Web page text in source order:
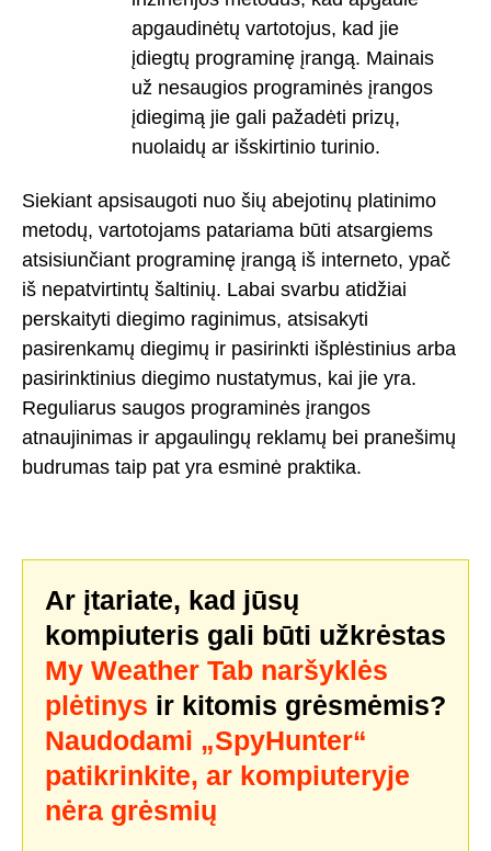
apgaudinėtų vartotojus, kad jie
įdiegtų programinę įrangą. Mainais
už nesaugios programinės įrangos
įdiegimą jie gali pažadėti prizų,
nuolaidų ar išskirtinio turinio.
Siekiant apsisaugoti nuo šių abejotinų platinimo
metodų, vartotojams patariama būti atsargiems
atsisiunčiant programinę įrangą iš interneto, ypač
iš nepatvirtintų šaltinių. Labai svarbu atidžiai
perskaityti diegimo raginimus, atsisakyti
pasirenkamų diegimų ir pasirinkti išplėstinius arba
pasirinktinius diegimo nustatymus, kai jie yra.
Reguliarus saugos programinės įrangos
atnaujinimas ir apgaulingų reklamų bei pranešimų
budrumas taip pat yra esminė praktika.
Ar įtariate, kad jūsų
kompiuteris gali būti užkrėstas
My Weather Tab naršyklės
plėtinys ir kitomis grėsmėmis?
Naudodami „SpyHunter“
patikrinkite, ar kompiuteryje
nėra grėsmių